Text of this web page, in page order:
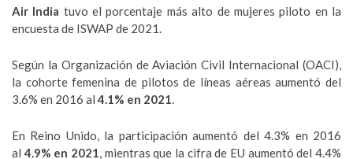
Air India tuvo el porcentaje más alto de mujeres piloto en la
encuesta de ISWAP de 2021.
Según la Organización de Aviación Civil Internacional (OACI),
la cohorte femenina de pilotos de líneas aéreas aumentó del
3.6% en 2016 al4.1% en 2021.
En Reino Unido, la participación aumentó del 4.3% en 2016
al 4.9% en 2021, mientras que la cifra de EU aumentó del 4.4%